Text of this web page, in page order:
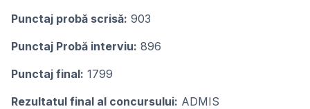
Punctaj probă scrisă: 903
Punctaj Probă interviu: 896
Punctaj final: 1799
Rezultatul final al concursului: ADMIS